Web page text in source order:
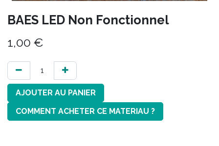
BAES LED Non Fonctionnel
1,00 €
AJOUTER AU PANIER
COMMENT ACHETER CE MATERIAU ?